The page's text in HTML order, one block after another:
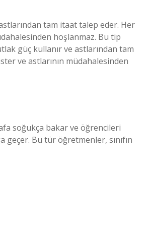
tam itaat talep eder. Her
hoşlanmaz. Bu tip
güç kullanır ve astlarından tam
ve astlarının müdahalesinden
soğukça bakar ve öğrencileri
Bu tür öğretmenler, sınıfın